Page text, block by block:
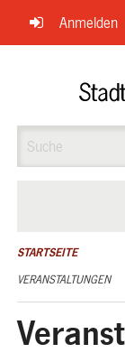
Navigation
überspringen
Anmelden
ÜBER UNS
STARTSEITE
VERANSTALTUNGEN